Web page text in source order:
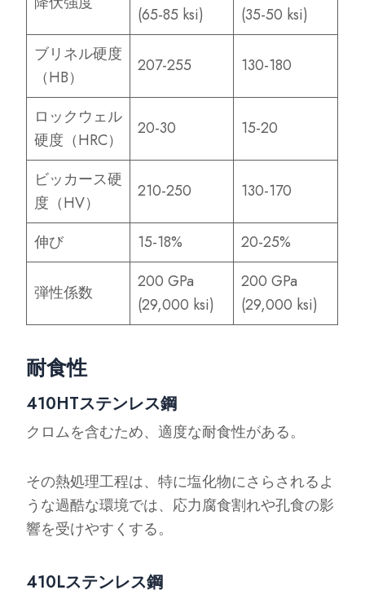
(65-85 ksi)
(35-50 ksi)
ブリネル硬度
（HB）
207-255 130-180
ロックウェル
硬度（HRC）
20-30 15-20
ビッカース硬
度（HV）
210-250 130-170
伸び 15-18% 20-25%
弾性係数
200 GPa
(29,000 ksi)
200 GPa
(29,000 ksi)
耐食性
410HTステンレス鋼
クロムを含むため、適度な耐食性がある。
その熱処理工程は、特に塩化物にさらされるよ
うな過酷な環境では、応力腐食割れや孔食の影
響を受けやすくする。
410Lステンレス鋼